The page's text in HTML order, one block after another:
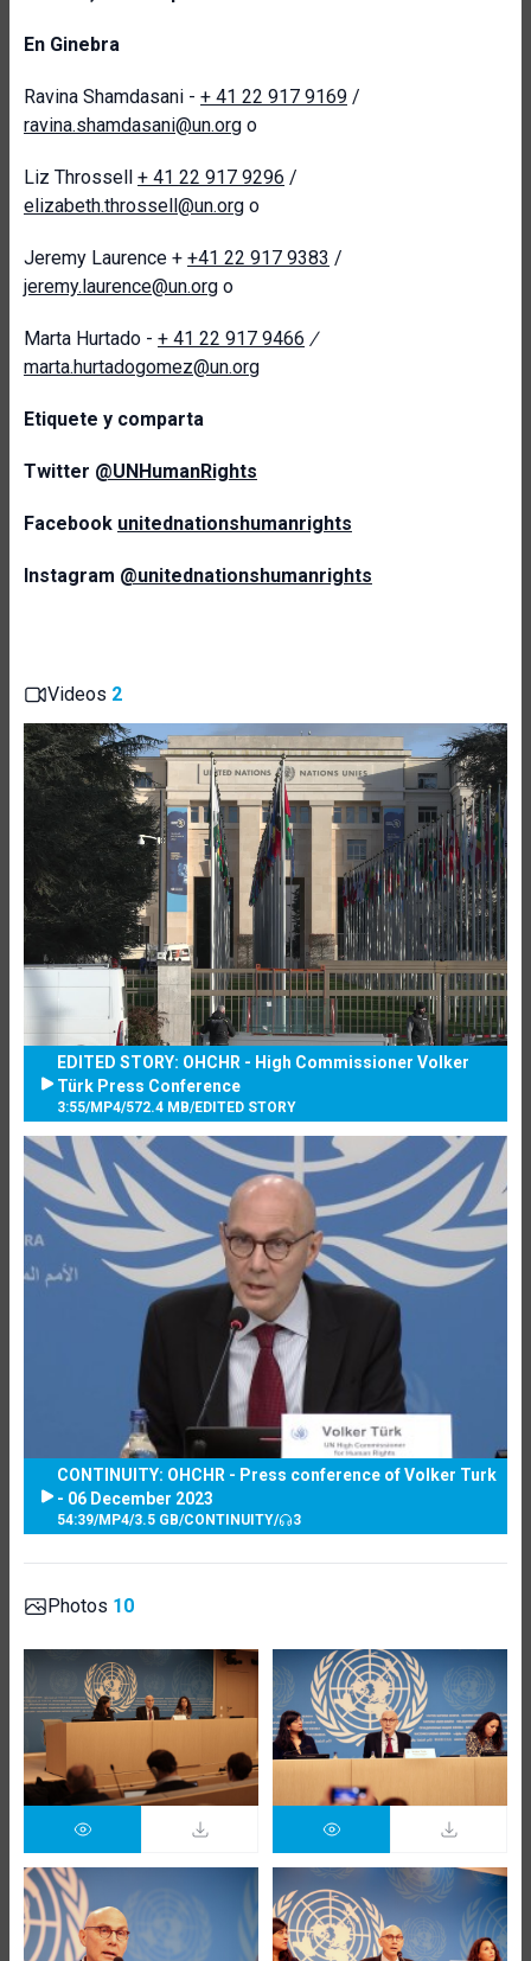
En Ginebra
Ravina Shamdasani - + 41 22 917 9169 /
ravina.shamdasani@un.org o
Liz Throssell + 41 22 917 9296 /
elizabeth.throssell@un.org o
Jeremy Laurence + +41 22 917 9383 /
jeremy.laurence@un.org o
Marta Hurtado - + 41 22 917 9466 /
marta.hurtadogomez@un.org
Etiquete y comparta
Twitter @UNHumanRights
Facebook unitednationshumanrights
Instagram @unitednationshumanrights
Videos 2
EDITED STORY: OHCHR - High Commissioner Volker
Türk Press Conference
3:55/MP4/572.4 MB/EDITED STORY
CONTINUITY: OHCHR - Press conference of Volker Turk
- 06 December 2023
54:39/MP4/3.5 GB/CONTINUITY/ 3
Photos 10